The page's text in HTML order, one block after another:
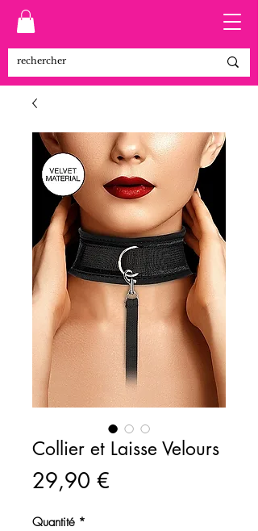
Collier et Laisse Velours
29,90 €
Quantité *